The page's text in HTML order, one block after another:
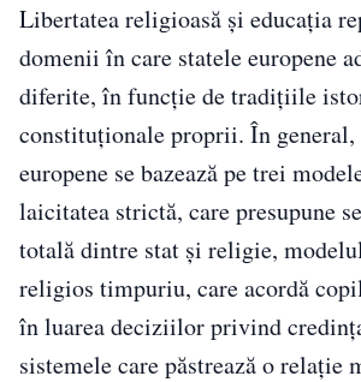
Libertatea religioasă și educația
domenii în care statele europene
diferite, în funcție de tradițiile
constituționale proprii. În general,
europene se bazează pe trei
laicitatea strictă, care presupune
totală dintre stat și religie,
religios timpuriu, care acordă
în luarea deciziilor privind
sistemele care păstrează o relație